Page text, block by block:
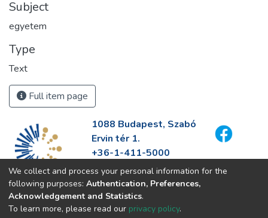
Subject
egyetem
Type
Text
Full item page
1088 Budapest, Szabó
Ervin tér 1.
+36-1-411-5000
info@fszek.hu
https://fszek.hu
We collect and process your personal information for the
following purposes: Authentication, Preferences,
Acknowledgement and Statistics.
To learn more, please read our privacy policy.